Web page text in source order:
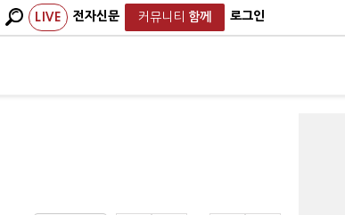
LIVE 전자신문 커뮤니티 함께 로그인